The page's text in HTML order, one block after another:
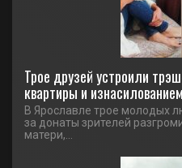
Трое друзей устроили
квартиры и изнасилованием
В Ярославле трое молодых
за донаты зрителей
матери,...